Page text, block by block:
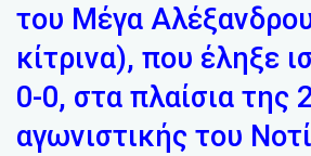
του Μέγα
κίτρινα), που έληξε
0-0, στα πλαίσια της
αγωνιστικής του